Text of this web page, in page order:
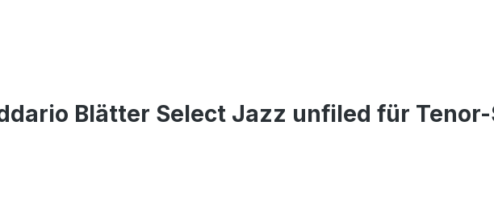
Blätter Select Jazz unfiled für